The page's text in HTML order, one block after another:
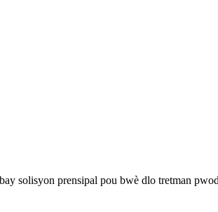
solisyon prensipal pou bwè dlo tretman